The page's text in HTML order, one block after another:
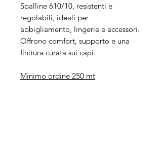
Spalline 610/10, resistenti e
regolabili, ideali per
abbigliamento, lingerie e accessori.
Offrono comfort, supporto e una
finitura curata sui capi.
Minimo ordine 250 mt